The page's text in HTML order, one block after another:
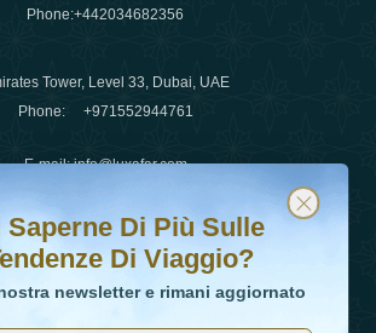
Phone:+442034682356
Tower, Level 33, Dubai, UAE
Phone: +971552944761
E-mail:info@luxafar.com
WhatsApp No
+442034682356
di più sulle ultime tendenze di viaggio?
newsletter e rimani aggiornato
Saperne Di Più Sulle
Di Viaggio?
newsletter e rimani aggiornato